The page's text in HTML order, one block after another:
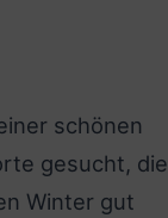
schönen
gesucht, die
Winter gut